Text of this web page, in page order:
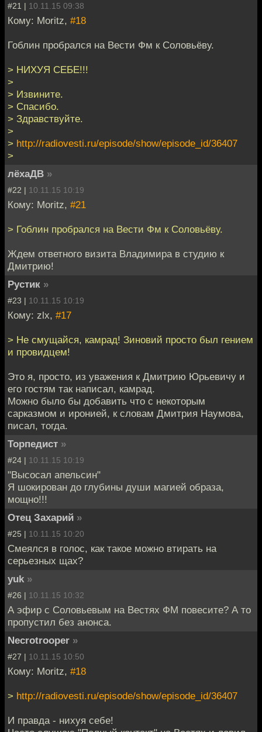
#21 | 10.11.15 09:38
Кому: Moritz, #18
Гоблин пробрался на Вести Фм к Соловьёву.
> НИХУЯ СЕБЕ!!!
>
> Извините.
> Спасибо.
> Здравствуйте.
>
> http://radiovesti.ru/episode/show/episode_id/36407
>
лёхаДВ »
#22 | 10.11.15 10:19
Кому: Moritz, #21
> Гоблин пробрался на Вести Фм к Соловьёву.
Ждем ответного визита Владимира в студию к
Дмитрию!
Рустик »
#23 | 10.11.15 10:19
Кому: zlx, #17
> Не смущайся, камрад! Зиновий просто был гением
и провидцем!
Это я, просто, из уважения к Дмитрию Юрьевичу и
его гостям так написал, камрад.
Можно было бы добавить что с некоторым
сарказмом и иронией, к словам Дмитрия Наумова,
писал, тогда.
Торпедист »
#24 | 10.11.15 10:19
"Высосал апельсин"
Я шокирован до глубины души магией образа,
мощно!!!
Отец Захарий »
#25 | 10.11.15 10:20
Смеялся в голос, как такое можно втирать на
серьезных щах?
yuk »
#26 | 10.11.15 10:32
А эфир с Соловьевым на Вестях ФМ повесите? А то
пропустил без анонса.
Necrotrooper »
#27 | 10.11.15 10:50
Кому: Moritz, #18
> http://radiovesti.ru/episode/show/episode_id/36407
И правда - нихуя себе!